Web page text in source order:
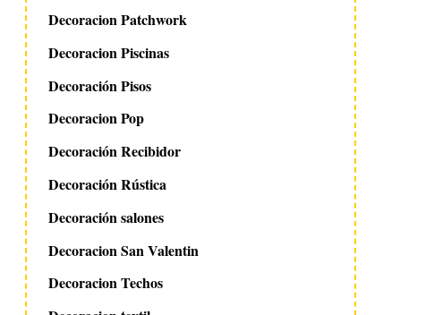
Decoracion Patchwork
Decoracion Piscinas
Decoración Pisos
Decoracion Pop
Decoración Recibidor
Decoración Rústica
Decoración salones
Decoracion San Valentin
Decoracion Techos